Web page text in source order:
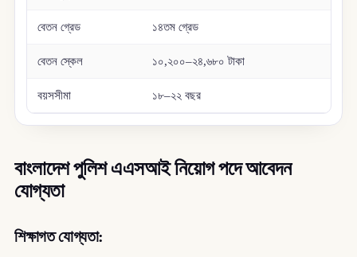
বেতন গ্রেড ১৪তম গ্রেড
বেতন স্কেল ১০,২০০–২৪,৬৮০ টাকা
বয়সসীমা ১৮–২২ বছর
বাংলাদেশ পুলিশ এএসআই নিয়োগ পদে আবেদন
যোগ্যতা
শিক্ষাগত যোগ্যতা: